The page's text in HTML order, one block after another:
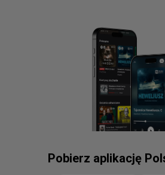
Pobierz aplikację